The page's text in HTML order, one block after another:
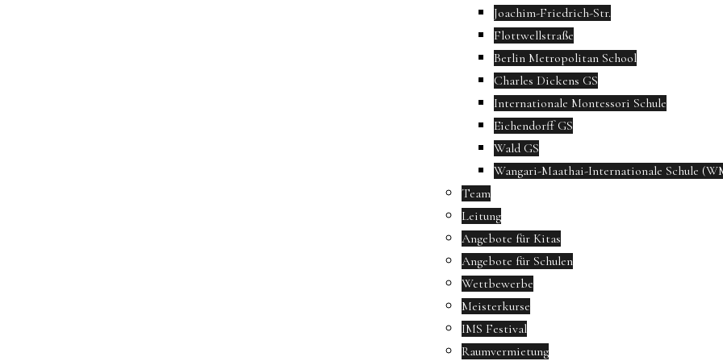
Joachim-Friedrich-Str.
Flottwellstraße
Berlin Metropolitan School
Charles Dickens GS
Internationale Montessori Schule
Eichendorff GS
Wald GS
Wangari-Maathai-Internationale Schule
Team
Leitung
Angebote für Kitas
Angebote für Schulen
Wettbewerbe
Meisterkurse
IMS Festival
Raumvermietung